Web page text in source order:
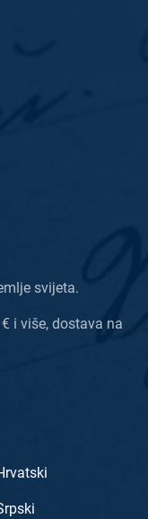
svijeta.
i više, dostava na